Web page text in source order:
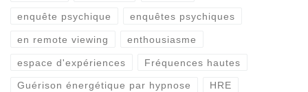
enquête psychique enquêtes psychiques
en remote viewing enthousiasme
espace d'expériences Fréquences hautes
Guérison énergétique par hypnose HRE